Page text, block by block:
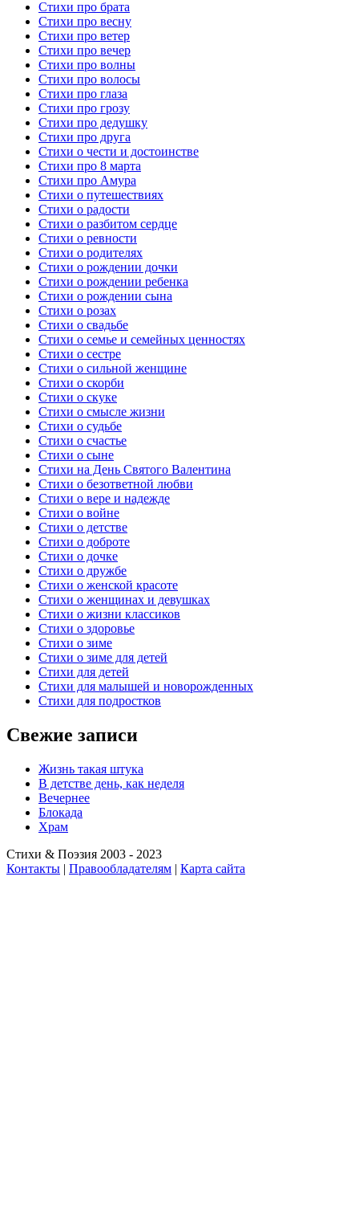
Стихи про брата
Стихи про весну
Стихи про ветер
Стихи про вечер
Стихи про волны
Стихи про волосы
Стихи про глаза
Стихи про грозу
Стихи про дедушку
Стихи про друга
Стихи о чести и достоинстве
Стихи про 8 марта
Стихи про Амура
Стихи о путешествиях
Стихи о радости
Стихи о разбитом сердце
Стихи о ревности
Стихи о родителях
Стихи о рождении дочки
Стихи о рождении ребенка
Стихи о рождении сына
Стихи о розах
Стихи о свадьбе
Стихи о семье и семейных ценностях
Стихи о сестре
Стихи о сильной женщине
Стихи о скорби
Стихи о скуке
Стихи о смысле жизни
Стихи о судьбе
Стихи о счастье
Стихи о сыне
Стихи на День Святого Валентина
Стихи о безответной любви
Стихи о вере и надежде
Стихи о войне
Стихи о детстве
Стихи о доброте
Стихи о дочке
Стихи о дружбе
Стихи о женской красоте
Стихи о женщинах и девушках
Стихи о жизни классиков
Стихи о здоровье
Стихи о зиме
Стихи о зиме для детей
Стихи для детей
Стихи для малышей и новорожденных
Стихи для подростков
Свежие записи
Жизнь такая штука
В детстве день, как неделя
Вечернее
Блокада
Храм
Стихи & Поэзия 2003 - 2023
Контакты | Правообладателям | Карта сайта